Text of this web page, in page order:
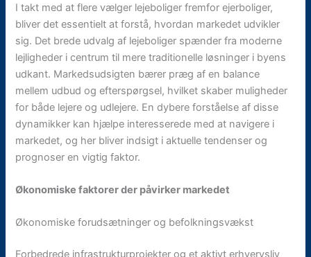
I takt med at flere vælger lejeboliger fremfor ejerboliger,
bliver det essentielt at forstå, hvordan markedet udvikler
sig. Det brede udvalg af lejeboliger spænder fra moderne
lejligheder i centrum til mere traditionelle løsninger i byens
udkant. Markedsudsigten bærer præg af en balance
mellem udbud og efterspørgsel, hvilket skaber muligheder
for både lejere og udlejere. En dybere forståelse af disse
dynamikker kan hjælpe interesserede med at navigere i
markedet, og her bliver indsigt i aktuelle tendenser og
prognoser en vigtig faktor.
Økonomiske faktorer der påvirker markedet
Økonomiske forudsætninger og befolkningsvækst
Forbedrede infrastrukturprojekter og et aktivt erhvervsliv